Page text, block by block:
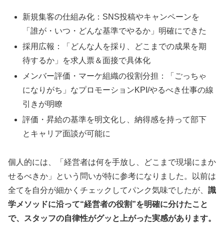
新規集客の仕組み化：SNS投稿やキャンペーンを
「誰が・いつ・どんな基準でやるか」明確にできた
採用広報：「どんな人を採り、どこまでの成果を期
待するか」を求人票＆面接で具体化
メンバー評価・マーケ組織の役割分担：「ごっちゃ
になりがち」なプロモーションKPI/やるべき仕事の線
引きが明瞭
評価・昇給の基準を明文化し、納得感を持って部下
とキャリア面談が可能に
個人的には、「経営者は何を手放し、どこまで現場にまか
せるべきか」という問いが特に参考になりました。以前は
全てを自分が細かくチェックしてパンク気味でしたが、 識
学メソッドに沿って“経営者の役割”を明確に分けたこと
で、スタッフの自律性がグッと上がった実感があります。